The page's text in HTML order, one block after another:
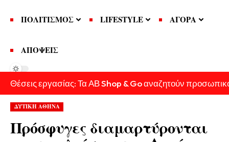
ΠΟΛΙΤΙΣΜΟΣ LIFESTYLE ΑΓΟΡΑ
ΑΠΟΨΕΙΣ
Θέσεις εργασίας: Τα ΑΒ Shop & Go αναζητούν
ΔΥΤΙΚΗ ΑΘΗΝΑ
Πρόσφυγες διαμαρτύρονται